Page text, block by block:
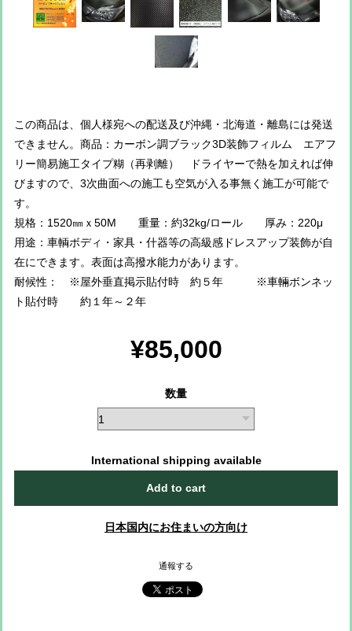
この商品は、個人様宛への配送及び沖縄・北海道・離島には発送
できません。商品：カーボン調ブラック3D装飾フィルム エアフ
リー簡易施工タイプ糊（再剥離） ドライヤーで熱を加えれば伸
びますので、3次曲面への施工も空気が入る事無く施工が可能で
す。
規格：1520㎜ｘ50M 重量：約32kg/ロール 厚み：220μ
用途：車輌ボディ・家具・什器等の高級感ドレスアップ装飾が自
在にできます。表面は高撥水能力があります。
耐候性： ※屋外垂直掲示貼付時 約５年 ※車輛ボンネッ
ト貼付時 約１年～２年
¥85,000
数量
International shipping available
Add to cart
日本国内にお住まいの方向け
通報する